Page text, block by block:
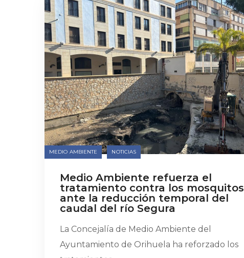
MEDIO AMBIENTE NOTICIAS
Medio Ambiente refuerza el
tratamiento contra los mosquitos
ante la reducción temporal del
caudal del río Segura
La Concejalía de Medio Ambiente del
Ayuntamiento de Orihuela ha reforzado los